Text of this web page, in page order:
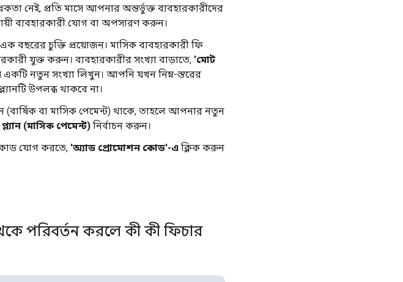
নেই, প্রতি মাসে আপনার অন্তর্ভুক্ত ব্যবহারকারীদের
ব্যবহারকারী যোগ বা অপসারণ করুন।
বছরের চুক্তি প্রয়োজন। মাসিক ব্যবহারকারী ফি
যুক্ত করুন। ব্যবহারকারীর সংখ্যা বাড়াতে, 'মোট
নতুন সংখ্যা লিখুন। আপনি যখন নিম্ন-স্তরের
উপলব্ধ থাকবে না।
(বার্ষিক বা মাসিক পেমেন্ট) থাকে, তাহলে আপনার নতুন
প্ল্যান (মাসিক পেমেন্ট) নির্বাচন করুন।
যোগ করতে, 'অ্যাড প্রোমোশন কোড'-এ ক্লিক করুন
পরিবর্তন করলে কী কী ফিচার